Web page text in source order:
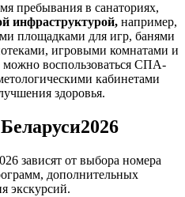
пребывания в санаториях,
инфраструктурой, например,
площадками для игр, банями
игровыми комнатами и
воспользоваться СПА-
кабинетами
здоровья.
2026
зависят от выбора номера
дополнительных
экскурсий.